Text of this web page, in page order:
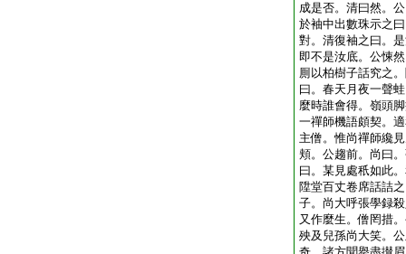
成是否。清曰然。
於袖中出數珠示之
對。清復袖之曰。
即不是汝底。公悚
厠以柏樹子話究之
曰。春天月夜一聲
麼時誰會得。嶺頭
一禪師機語頗契。
主僧。惟尚禪師纔
頬。公趨前。尚曰
曰。某見處秖如此
陞堂百丈卷席話詰
子。尚大呼張學録
又作麼生。僧罔措
殃及兒孫尚大笑。